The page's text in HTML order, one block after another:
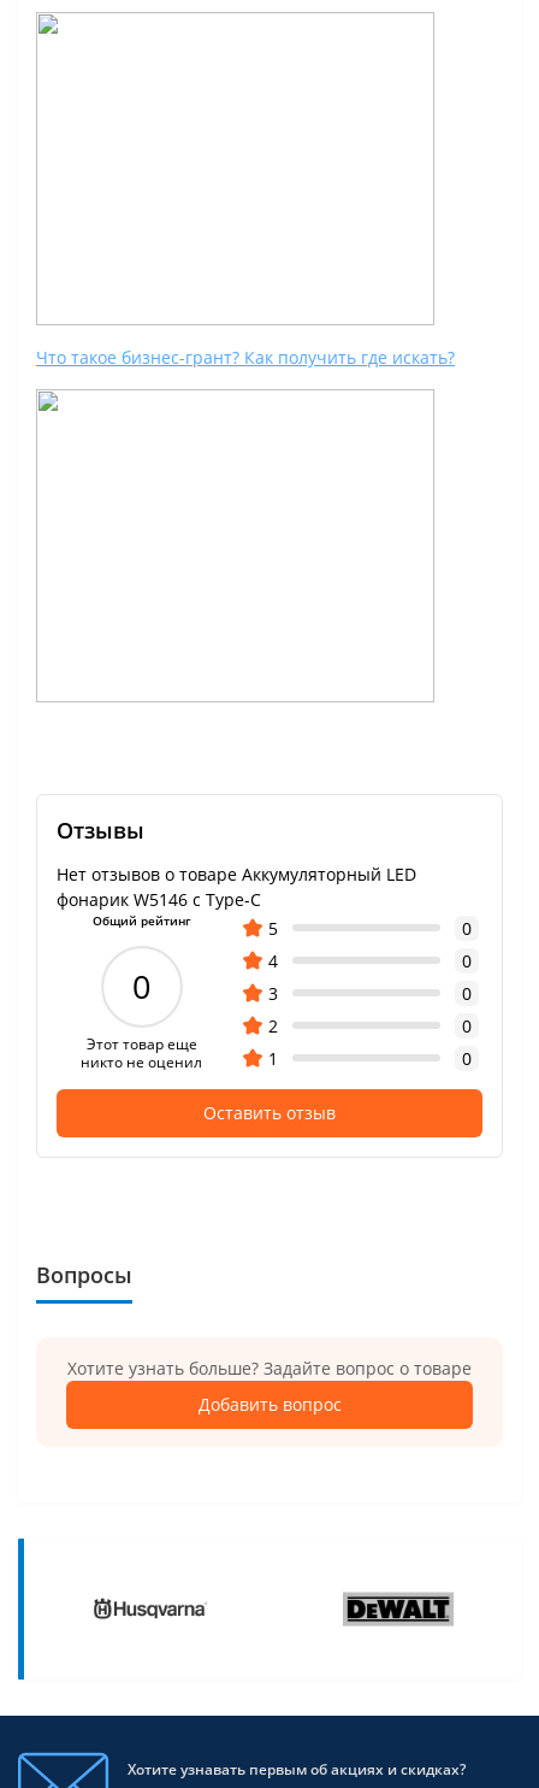
Что такое бизнес-грант? Как получить где искать?
Отзывы
Нет отзывов о товаре Аккумуляторный LED
фонарик W5146 с Type-C
Общий рейтинг
0
Этот товар еще
никто не оценил
5
0
4
0
3
0
2
0
1
0
Оставить отзыв
Вопросы
Хотите узнать больше? Задайте вопрос о товаре
Добавить вопрос
Хотите узнавать первым об акциях и скидках?